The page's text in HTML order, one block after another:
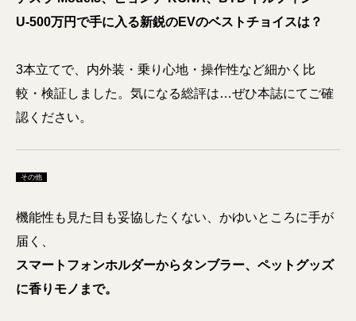
U-500万円で手に入る新鋭のEVのベストチョイスは？
3本立てで、内外装・乗り心地・操作性など細かく比
較・検証しました。気になる総評は…ぜひ本誌にてご確
認ください。
その他
機能性も見た目も妥協したくない、かゆいところに手が
届く、
スマートフォンホルダーからタンブラー、ペットグッズ
に香りモノまで。